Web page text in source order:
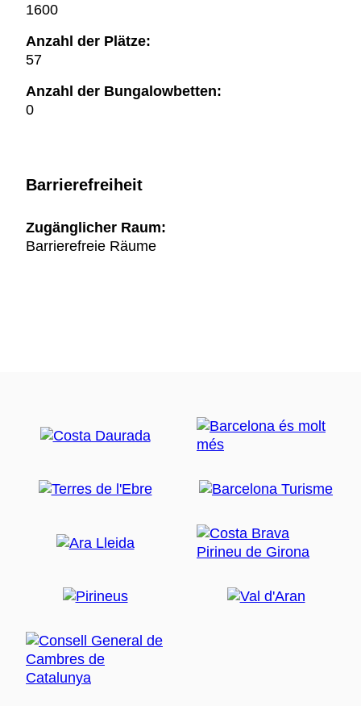
1600
Anzahl der Plätze:
57
Anzahl der Bungalowbetten:
0
Barrierefreiheit
Zugänglicher Raum:
Barrierefreie Räume